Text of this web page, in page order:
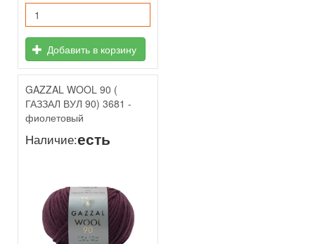
Добавить в корзину
GAZZAL WOOL 90 (
ГАЗЗАЛ ВУЛ 90) 3681 -
фиолетовый
Наличие:есть